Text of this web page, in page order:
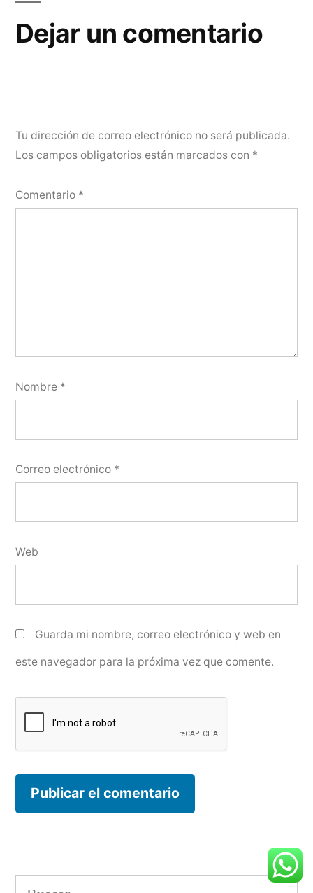
Dejar un comentario
Tu dirección de correo electrónico no será publicada.
Los campos obligatorios están marcados con *
Comentario *
Nombre *
Correo electrónico *
Web
Guarda mi nombre, correo electrónico y web en
este navegador para la próxima vez que comente.
Buscar: